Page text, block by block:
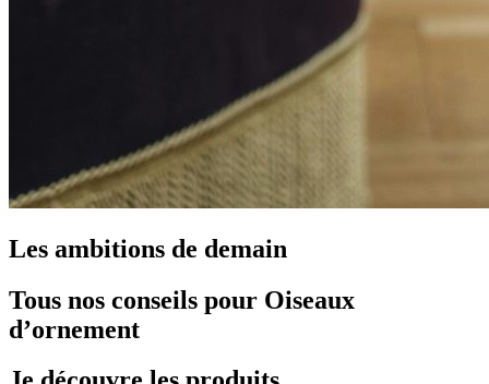
Les ambitions de demain
Tous nos conseils pour Oiseaux
d’ornement